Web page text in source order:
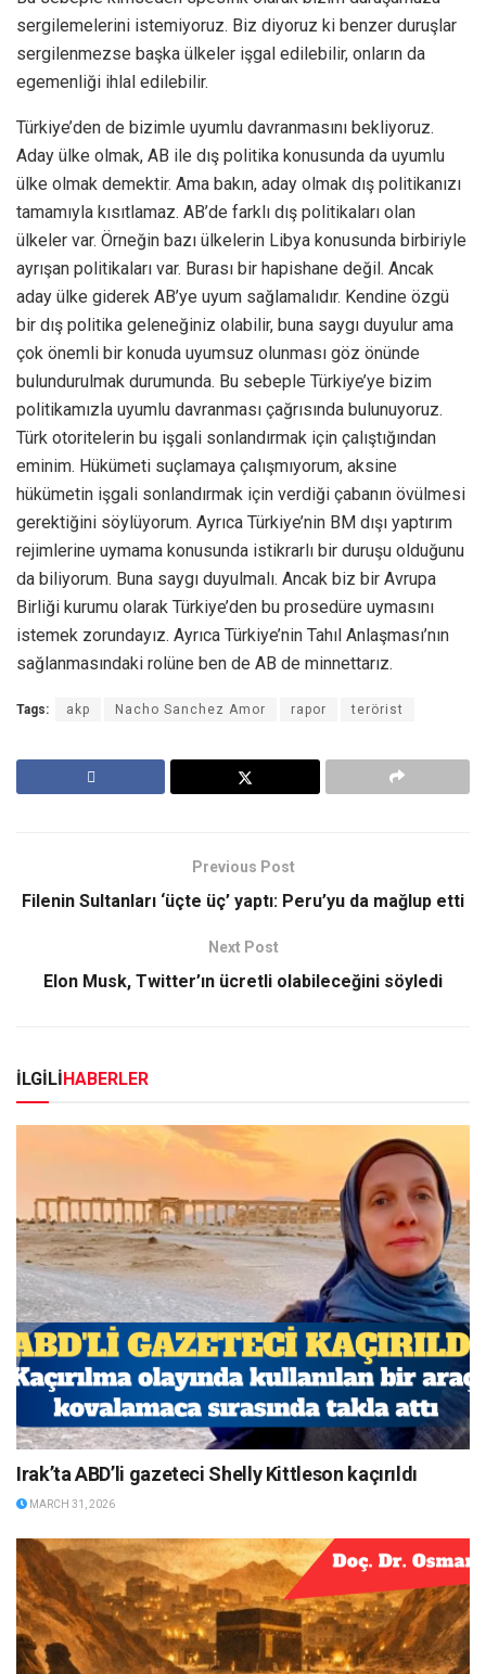
sergilemelerini istemiyoruz. Biz diyoruz ki benzer duruşlar
sergilenmezse başka ülkeler işgal edilebilir, onların da
egemenliği ihlal edilebilir.
Türkiye’den de bizimle uyumlu davranmasını bekliyoruz.
Aday ülke olmak, AB ile dış politika konusunda da uyumlu
ülke olmak demektir. Ama bakın, aday olmak dış politikanızı
tamamıyla kısıtlamaz. AB’de farklı dış politikaları olan
ülkeler var. Örneğin bazı ülkelerin Libya konusunda birbiriyle
ayrışan politikaları var. Burası bir hapishane değil. Ancak
aday ülke giderek AB’ye uyum sağlamalıdır. Kendine özgü
bir dış politika geleneğiniz olabilir, buna saygı duyulur ama
çok önemli bir konuda uyumsuz olunması göz önünde
bulundurulmak durumunda. Bu sebeple Türkiye’ye bizim
politikamızla uyumlu davranması çağrısında bulunuyoruz.
Türk otoritelerin bu işgali sonlandırmak için çalıştığından
eminim. Hükümeti suçlamaya çalışmıyorum, aksine
hükümetin işgali sonlandırmak için verdiği çabanın övülmesi
gerektiğini söylüyorum. Ayrıca Türkiye’nin BM dışı yaptırım
rejimlerine uymama konusunda istikrarlı bir duruşu olduğunu
da biliyorum. Buna saygı duyulmalı. Ancak biz bir Avrupa
Birliği kurumu olarak Türkiye’den bu prosedüre uymasını
istemek zorundayız. Ayrıca Türkiye’nin Tahıl Anlaşması’nın
sağlanmasındaki rolüne ben de AB de minnettarız.
Tags: akp Nacho Sanchez Amor rapor terörist
Previous Post
Filenin Sultanları ‘üçte üç’ yaptı: Peru’yu da mağlup etti
Next Post
Elon Musk, Twitter’ın ücretli olabileceğini söyledi
İLGİLİ HABERLER
Irak’ta ABD’li gazeteci Shelly Kittleson kaçırıldı
MARCH 31, 2026